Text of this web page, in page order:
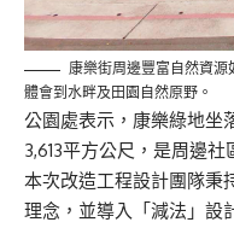
康樂街周邊豐富自然資
體會到水畔及田園自然原野。
公園處表示，康樂綠地坐
3,613平方公尺，是周邊
本次改造工程設計團隊秉
理念，並導入「減法」設